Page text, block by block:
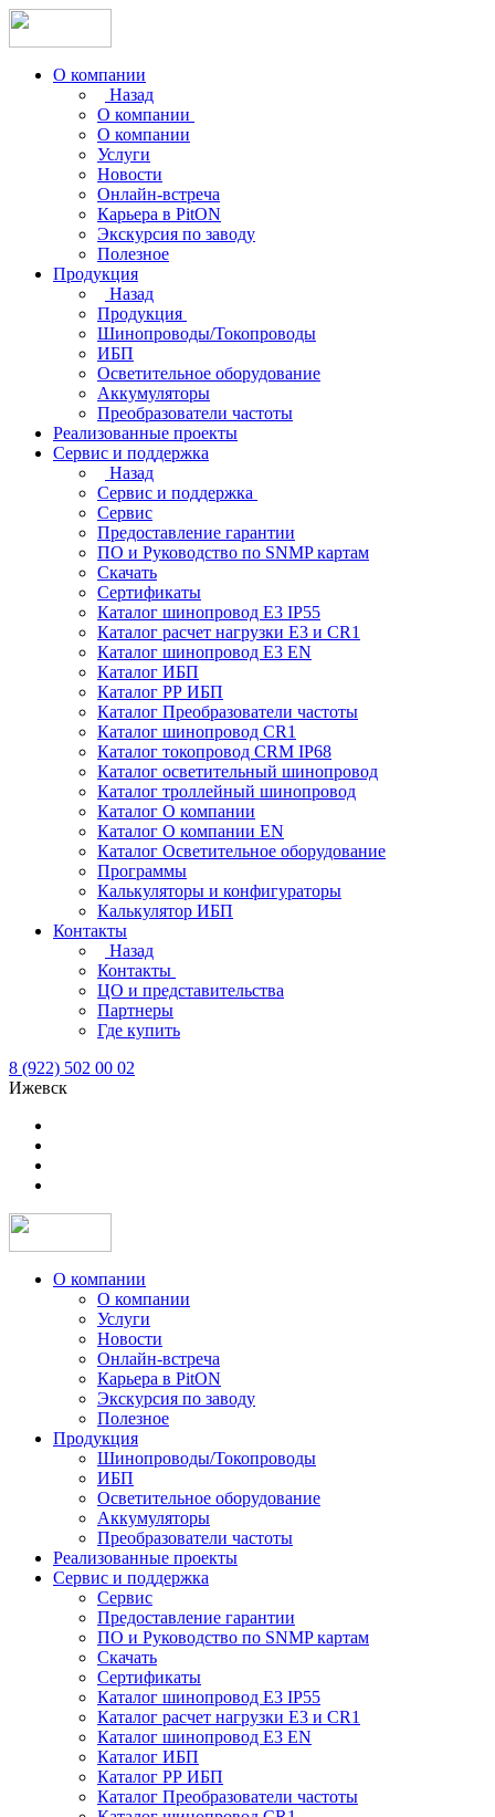
О компании
Назад
О компании
О компании
Услуги
Новости
Онлайн-встреча
Карьера в PitON
Экскурсия по заводу
Полезное
Продукция
Назад
Продукция
Шинопроводы/Токопроводы
ИБП
Осветительное оборудование
Аккумуляторы
Преобразователи частоты
Реализованные проекты
Сервис и поддержка
Назад
Сервис и поддержка
Сервис
Предоставление гарантии
ПО и Руководство по SNMP картам
Скачать
Сертификаты
Каталог шинопровод E3 IP55
Каталог расчет нагрузки Е3 и CR1
Каталог шинопровод E3 EN
Каталог ИБП
Каталог РР ИБП
Каталог Преобразователи частоты
Каталог шинопровод CR1
Каталог токопровод CRM IP68
Каталог осветительный шинопровод
Каталог троллейный шинопровод
Каталог О компании
Каталог О компании EN
Каталог Осветительное оборудование
Программы
Калькуляторы и конфигураторы
Калькулятор ИБП
Контакты
Назад
Контакты
ЦО и представительства
Партнеры
Где купить
8 (922) 502 00 02
Ижевск
О компании
О компании
Услуги
Новости
Онлайн-встреча
Карьера в PitON
Экскурсия по заводу
Полезное
Продукция
Шинопроводы/Токопроводы
ИБП
Осветительное оборудование
Аккумуляторы
Преобразователи частоты
Реализованные проекты
Сервис и поддержка
Сервис
Предоставление гарантии
ПО и Руководство по SNMP картам
Скачать
Сертификаты
Каталог шинопровод E3 IP55
Каталог расчет нагрузки Е3 и CR1
Каталог шинопровод E3 EN
Каталог ИБП
Каталог РР ИБП
Каталог Преобразователи частоты